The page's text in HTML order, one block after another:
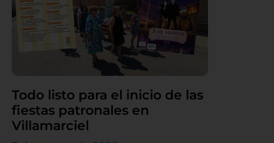
Todo listo para el inicio de las
fiestas patronales en
Villamarciel